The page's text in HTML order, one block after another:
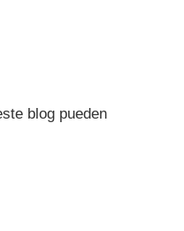
blog pueden